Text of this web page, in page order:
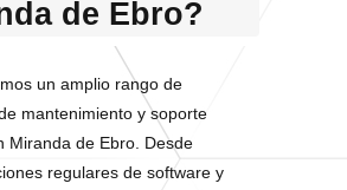
de Ebro?
un amplio rango de
mantenimiento y soporte
Miranda de Ebro. Desde
regulares de software y